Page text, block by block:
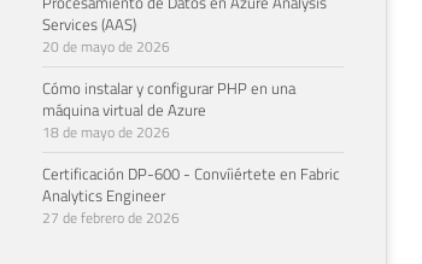
Services (AAS)
20 de mayo de 2026
Cómo instalar y configurar PHP en una
máquina virtual de Azure
18 de mayo de 2026
Certificación DP-600 - Convíiértete en Fabric
Analytics Engineer
27 de febrero de 2026